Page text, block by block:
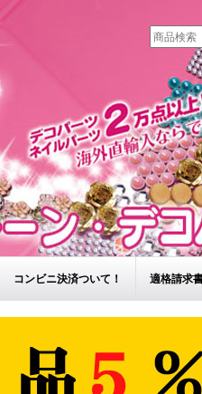
コンビニ決済ついて！ 適格請求